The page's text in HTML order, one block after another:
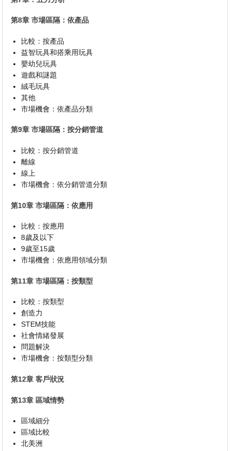
第8章 市場區隔：依產品
比較：按產品
益智玩具和搭乘用玩具
嬰幼兒玩具
遊戲和謎題
絨毛玩具
其他
市場機會：依產品分類
第9章 市場區隔：按分銷管道
比較：按分銷管道
離線
線上
市場機會：依分銷管道分類
第10章 市場區隔：依應用
比較：按應用
8歲及以下
9歲至15歲
市場機會：依應用領域分類
第11章 市場區隔：按類型
比較：按類型
創造力
STEM技能
社會情緒發展
問題解決
市場機會：按類型分類
第12章 客戶狀況
第13章 區域情勢
區域細分
區域比較
北美洲